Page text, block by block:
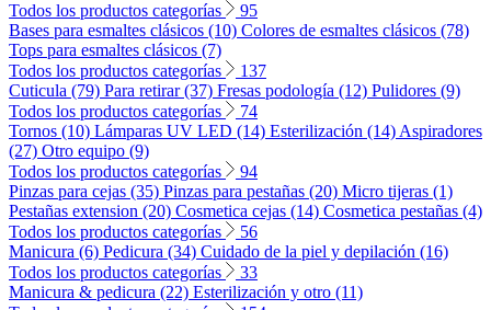
Todos los productos categorías
95
Bases para esmaltes clásicos (10) Colores de esmaltes clásicos (78)
Tops para esmaltes clásicos (7)
Todos los productos categorías
137
Cuticula (79) Para retirar (37) Fresas podología (12) Pulidores (9)
Todos los productos categorías
74
Tornos (10) Lámparas UV LED (14) Esterilización (14) Aspiradores
(27) Otro equipo (9)
Todos los productos categorías
94
Pinzas para cejas (35) Pinzas para pestañas (20) Micro tijeras (1)
Pestañas extension (20) Cosmetica cejas (14) Cosmetica pestañas (4)
Todos los productos categorías
56
Manicura (6) Pedicura (34) Cuidado de la piel y depilación (16)
Todos los productos categorías
33
Manicura & pedicura (22) Esterilización y otro (11)